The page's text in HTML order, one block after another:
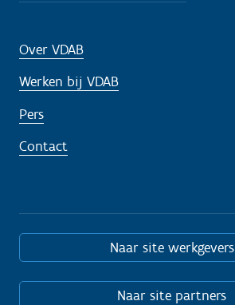
Over VDAB
Werken bij VDAB
Pers
Contact
Naar site werkgevers
Naar site partners